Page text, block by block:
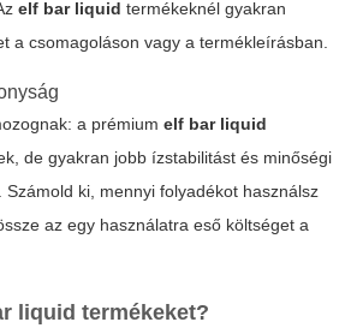
elf bar liquid termékeknél gyakran
a csomagoláson vagy a termékleírásban.
a prémium elf bar liquid
de gyakran jobb ízstabilitást és minőségi
ki, mennyi folyadékot használsz
az egy használatra eső költséget a
liquid termékeket?